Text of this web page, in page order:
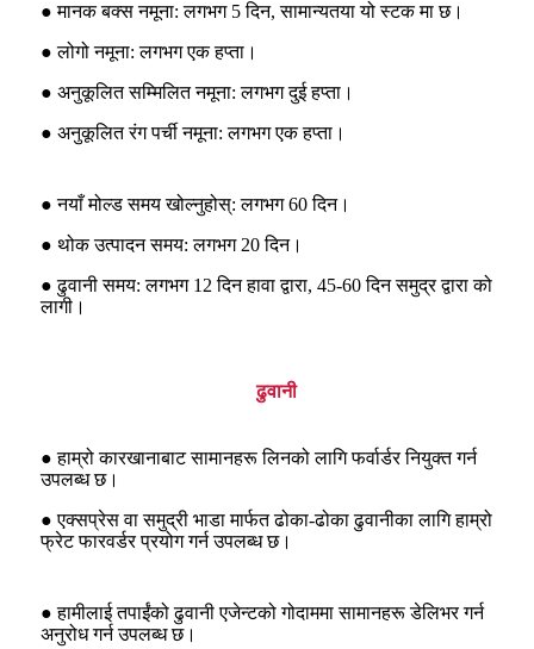
● मानक बक्स नमूना: लगभग 5 दिन, सामान्यतया यो स्टक मा छ।
● लोगो नमूना: लगभग एक हप्ता।
● अनुकूलित सम्मिलित नमूना: लगभग दुई हप्ता।
● अनुकूलित रंग पर्ची नमूना: लगभग एक हप्ता।
● नयाँ मोल्ड समय खोल्नुहोस्: लगभग 60 दिन।
● थोक उत्पादन समय: लगभग 20 दिन।
● ढुवानी समय: लगभग 12 दिन हावा द्वारा, 45-60 दिन समुद्र द्वारा को
लागी।
ढुवानी
● हाम्रो कारखानाबाट सामानहरू लिनको लागि फर्वार्डर नियुक्त गर्न
उपलब्ध छ।
● एक्सप्रेस वा समुद्री भाडा मार्फत ढोका-ढोका ढुवानीका लागि हाम्रो
फ्रेट फारवर्डर प्रयोग गर्न उपलब्ध छ।
● हामीलाई तपाईंको ढुवानी एजेन्टको गोदाममा सामानहरू डेलिभर गर्न
अनुरोध गर्न उपलब्ध छ।